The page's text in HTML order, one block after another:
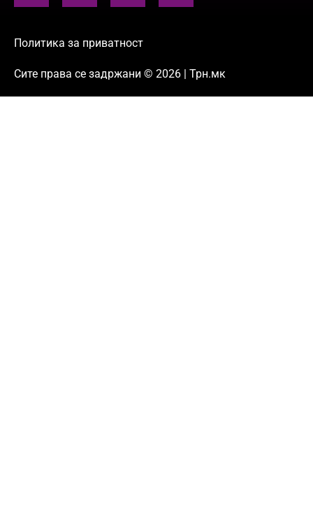
Политика за приватност
Сите права се задржани © 2026 | Трн.мк